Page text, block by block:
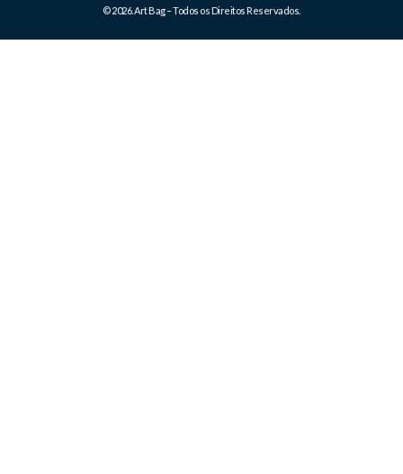
© 2026. Art Bag – Todos os Direitos Reservados.